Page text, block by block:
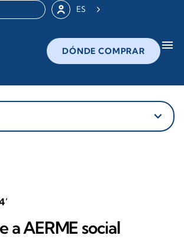
ES
DÓNDE COMPRAR menu
a AERME social